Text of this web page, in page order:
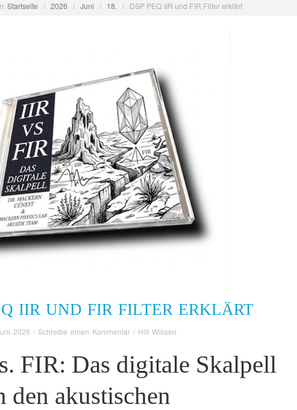
Startseite / 2026 / Juni / 18. / DSP PEQ IIR und FIR Filter erklärt
IIR UND FIR FILTER ERKLÄRT
2026 / Schreibe einen Kommentar/ Hifi Wissen
FIR: Das digitale Skalpell
den akustischen